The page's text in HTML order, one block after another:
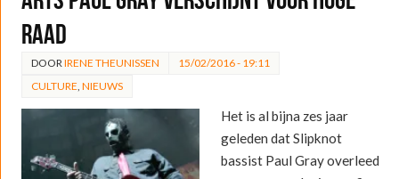
Raad
DOOR IRENE THEUNISSEN
15/02/2016 - 19:11
CULTURE NIEUWS
Het is al bijna zes jaar
geleden dat Slipknot
bassist Paul Gray overleed